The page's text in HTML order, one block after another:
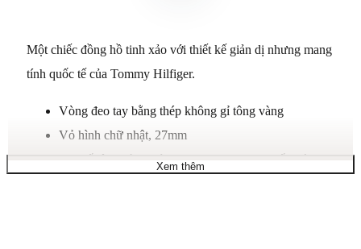
Một chiếc đồng hồ tinh xảo với thiết kế giản dị nhưng mang
tính quốc tế của Tommy Hilfiger.
Vòng đeo tay bằng thép không gỉ tông vàng
Vỏ hình chữ nhật, 27mm
Mặt số tông vàng với hoa văn argyle, chữ số phát
Xem thêm